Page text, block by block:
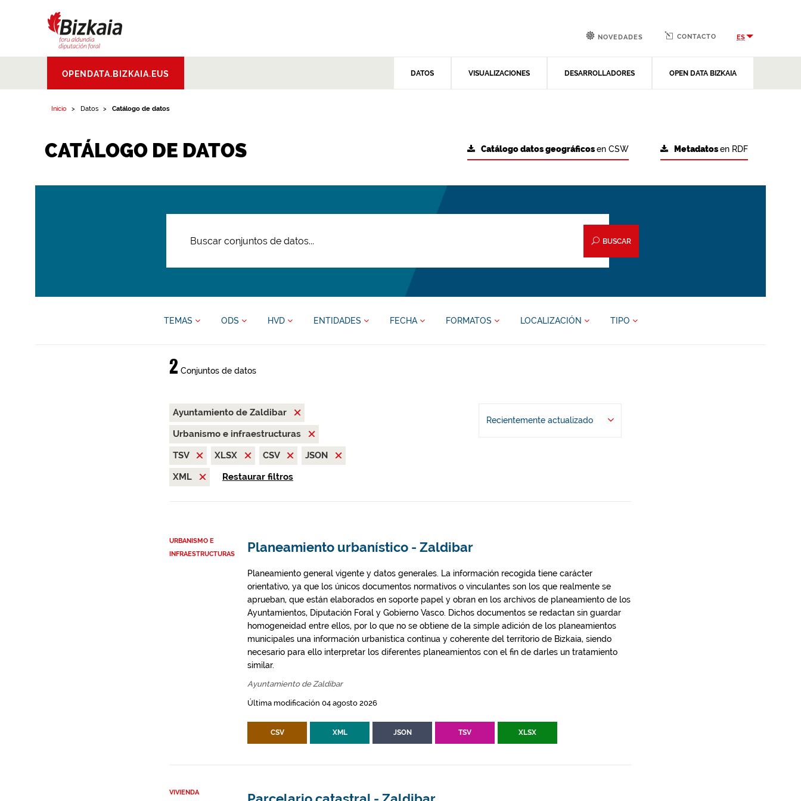
Aldundia.Diputacion
Foral de Bizkaia
OPENDATA.BIZKAIA.EUS DATOS VISUALIZACIONES DESARROLLADORES OPEN DATA BIZKAIA
NOVEDADES CONTACTO ES
Inicio Datos Catálogo de datos
CATÁLOGO DE DATOS Metadatosen RDF
Catálogo datos geográficosen CSW
BUSCAR
TEMAS ODS HVD ENTIDADES FECHA FORMATOS LOCALIZACIÓN TIPO
2 Conjuntos de datos
Ayuntamiento de Zaldibar
Urbanismo e infraestructuras
TSV
XLSX CSV
JSON
XML
Restaurar filtros
Recientemente actualizado
URBANISMO E
INFRAESTRUCTURAS
Planeamiento urbanístico - Zaldibar
Planeamiento general vigente y datos generales. La información recogida tiene carácter
orientativo, ya que los únicos documentos normativos o vinculantes son los que realmente se
aprueban, que están elaborados en soporte papel y obran en los archivos de planeamiento de los
Ayuntamientos, Diputación Foral y Gobierno Vasco. Dichos documentos se redactan sin guardar
homogeneidad entre ellos, por lo que no se obtiene de la simple adición de los planeamientos
municipales una información urbanística continua y coherente del territorio de Bizkaia, siendo
necesario para ello interpretar los diferentes planeamientos con el fin de darles un tratamiento
similar.
Ayuntamiento de Zaldibar
Última modificación 04 agosto 2026
CSV XML JSON TSV XLSX
VIVIENDA